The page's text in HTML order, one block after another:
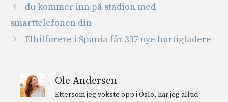
du kommer inn på stadion med
smarttelefonen din
Elbilførere i Spania får 337 nye hurtigladere
Ole Andersen
Ettersom jeg vokste opp i Oslo, har jeg alltid